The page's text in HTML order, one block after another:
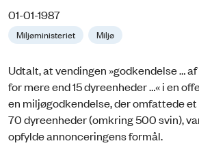
01-01-1987
Miljøministeriet Miljø
Udtalt, at vendingen »godkendelse …
for mere end 15 dyreenheder …« i en
en miljøgodkendelse, der omfattede
70 dyreenheder (omkring 500 svin),
opfylde annonceringens formål.